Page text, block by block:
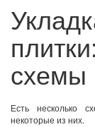
Есть несколько
некоторые из них.